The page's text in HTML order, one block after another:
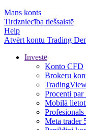
Mans konts
Tirdzniecība tiešsaistē
Help
Atvērt kontu Trading
Investē
Konto CFD
Brokeru
Procenti
Mobilā
Meta trader